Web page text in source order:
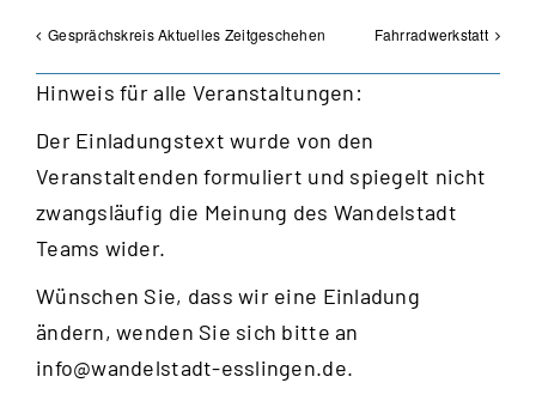
Gesprächskreis Aktuelles Zeitgeschehen Fahrradwerkstatt
Hinweis für alle Veranstaltungen:
Der Einladungstext wurde von den
Veranstaltenden formuliert und spiegelt nicht
zwangsläufig die Meinung des Wandelstadt
Teams wider.
Wünschen Sie, dass wir eine Einladung
ändern, wenden Sie sich bitte an
info@wandelstadt-esslingen.de.